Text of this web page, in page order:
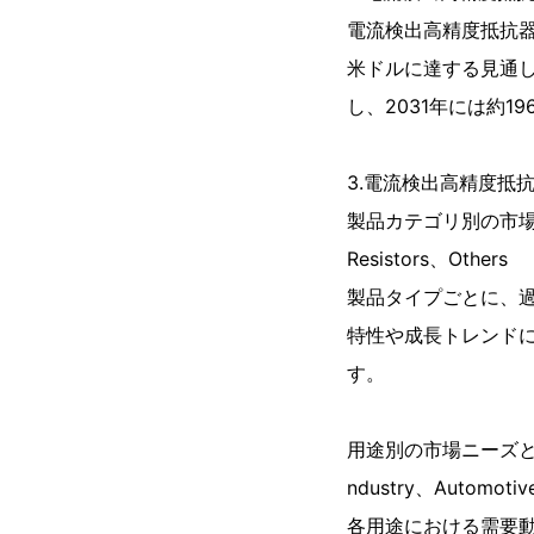
電流検出高精度抵抗
米ドルに達する見通
し、2031年には約
3.電流検出高精度抵
製品カテゴリ別の市
Resistors、Others
製品タイプごとに、
特性や成長トレンド
す。
用途別の市場ニー
ndustry、
各用途における需要